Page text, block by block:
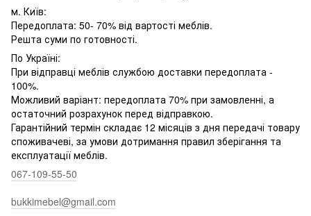
м. Київ:
Передоплата: 50- 70% від вартості меблів.
Решта суми по готовності.
По Україні:
При відправці меблів службою доставки передоплата -
100%.
Можливий варіант: передоплата 70% при замовленні, а
остаточний розрахунок перед відправкою.
Гарантійний термін складає 12 місяців з дня передачі товару
споживачеві, за умови дотримання правил зберігання та
експлуатації меблів.
067-109-55-50
bukkimebel@gmail.com